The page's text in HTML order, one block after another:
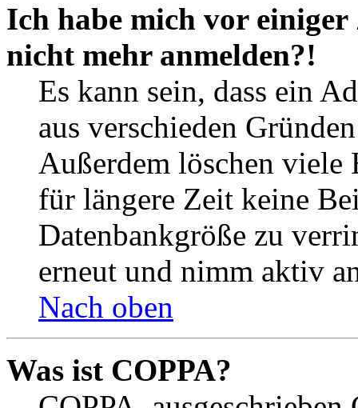
Ich habe mich vor
nicht mehr anmelden?!
Es kann sein, dass ein
aus verschieden
Außerdem löschen viele
für längere Zeit keine
Datenbankgröße zu
erneut und nimm aktiv
Nach oben
Was ist COPPA?